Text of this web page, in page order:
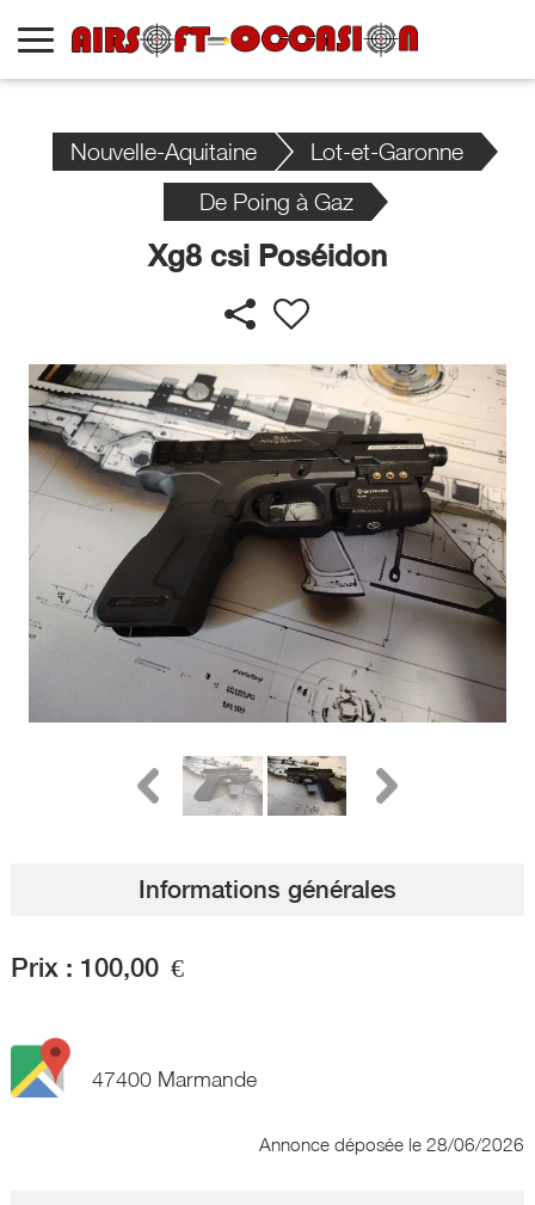
Nouvelle-Aquitaine
Lot-et-Garonne
De Poing à Gaz
Xg8 csi Poséidon
Informations générales
Prix : 100,00 €
47400 Marmande
Annonce déposée le 28/06/2026